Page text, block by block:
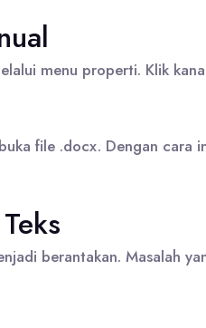
menu properti. Klik
file .docx. Dengan
berantakan. Masalah